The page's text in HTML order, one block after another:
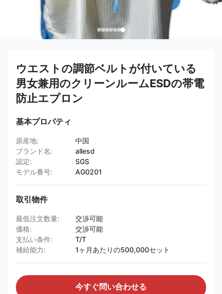
ウエストの調節ベルトが付いている
男女兼用のクリーンルームESDの帯電
防止エプロン
基本プロパティ
原産地:
中国
ブランド名:
allesd
認定:
SGS
モデル番号:
AG0201
取引物件
最低注文数量:
交渉可能
価格:
交渉可能
支払い条件:
T/T
補給能力:
1ヶ月あたりの500,000セット
今すぐ問い合わせる